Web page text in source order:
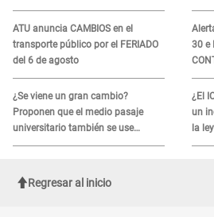
ATU anuncia CAMBIOS en el
transporte público por el FERIADO
del 6 de agosto
¿Se viene un gran cambio?
Proponen que el medio pasaje
universitario también se use
sábados, domingos y feriados
30 e
¿El
un
la
Regresar al inicio